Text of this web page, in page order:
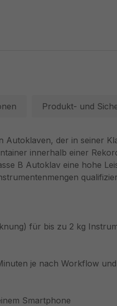
Produkt- und
der in seiner
innerhalb einer
B Autoklav eine hohe
für bis zu 2 kg
je nach Workflow
Smartphone